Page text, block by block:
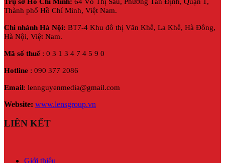
Thành phố Hồ Chí Minh, Việt Nam.
Chi nhánh Hà Nội: BT7-4 Khu đô thị Văn Khê, La Khê, Hà Đông,
Hà Nội, Việt Nam.
Mã số thuế: 0 3 1 3 4 7 4 5 9 0
Hotline : 090 377 2086
Email: lennguyenmedia@gmail.com
Website: www.lensgroup.vn
LIÊN KẾT
Giới thiệu